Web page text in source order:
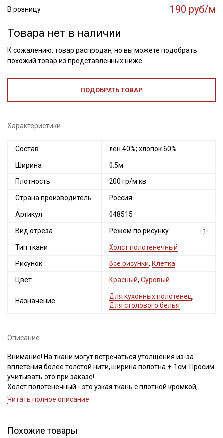
В розницу 190 руб/м
Товара нет в наличии
К сожалению, товар распродан, но вы можете подобрать
похожий товар из представленных ниже
ПОДОБРАТЬ ТОВАР
Характеристики
Состав лен 40%; хлопок 60%
Ширина 0.5м
Плотность 200 гр/м.кв
Страна производитель Россия
Артикул 048515
Вид отреза Режем по рисунку ?
Тип ткани Холст полотенечный
Рисунок Все рисунки, Клетка
Цвет Красный, Суровый
Назначение
Для кухонных полотенец,
Для столового белья
Описание
Внимание! На ткани могут встречаться утолщения из-за
вплетения более толстой нити, ширина полотна +-1см. Просим
учитывать это при заказе!
Холст полотенечный - это узкая ткань с плотной кромкой,
предназначена для пошива столовых салфеток, кухонных
выраженного раппорта). Тактильно ткань приятная, хорошо
Читать полное описание
Похожие товары
Мы публикуем здесь дополнительные
категории тканей
Электронная почта